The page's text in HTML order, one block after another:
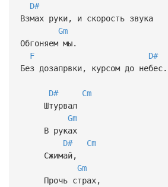
D#
Взмах руки, и скорость звука
Gm
Обгоняем мы.
F
D#
Без дозапрвки, курсом до небес.
D#
Cm
Штурвал
Gm
В руках
D#
Cm
Сжимай,
Gm
Прочь страх,